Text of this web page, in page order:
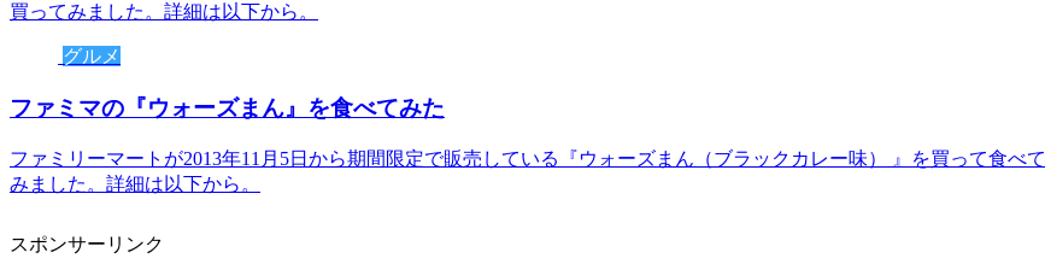
買ってみました。詳細は以下から。
グルメ
ファミマの『ウォーズまん』を食べてみた
ファミリーマートが2013年11月5日から期間限定で販売している『ウォーズまん（ブラックカレー味） 』を買って食べて
みました。詳細は以下から。
スポンサーリンク